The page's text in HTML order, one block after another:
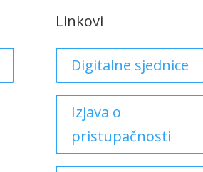
Linkovi
Digitalne sjednice
Izjava o
pristupačnosti